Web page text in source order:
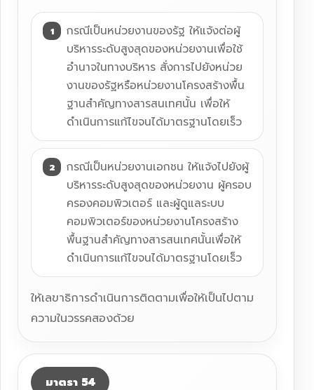
กรณีเป็นหน่วยงานของรัฐ ให้แจ้งต่อผู้
บริหารระดับสูงสุดของหน่วยงานเพื่อใช้
อำนาจในทางบริหาร สั่งการไปยังหน่วย
งานของรัฐหรือหน่วยงานโครงสร้างพื้น
ฐานสำคัญทางสารสนเทศนั้น เพื่อให้
ดำเนินการแก้ไขจนได้มาตรฐานโดยเร็ว
กรณีเป็นหน่วยงานเอกชน ให้แจ้งไปยังผู้
บริหารระดับสูงสุดของหน่วยงาน ผู้ครอบ
ครองคอมพิวเตอร์ และผู้ดูแลระบบ
คอมพิวเตอร์ของหน่วยงานโครงสร้าง
พื้นฐานสำคัญทางสารสนเทศนั้นเพื่อให้
ดำเนินการแก้ไขจนได้มาตรฐานโดยเร็ว
ให้เลขาธิการดำเนินการติดตามเพื่อให้เป็นไปตาม
ความในวรรคสองด้วย
มาตรา 54